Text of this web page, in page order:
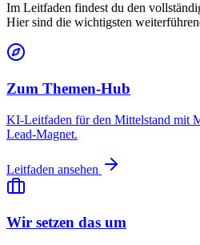
Im Leitfaden findest du den
Hier sind die wichtigsten
Zum Themen-Hub
KI-Leitfaden für den Mittelstand mit
Lead-Magnet.
Leitfaden ansehen
Wir setzen das um